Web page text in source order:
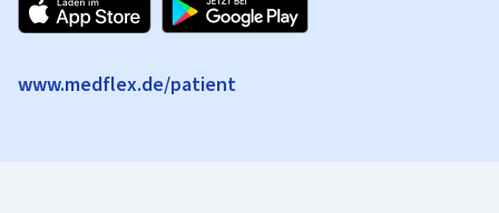
www.medflex.de/patient